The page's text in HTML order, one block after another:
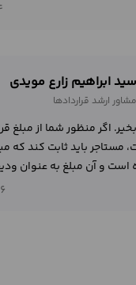
سید ابراهیم زارع مویدی
مشاور ارشد قراردادها
اگر منظور شما از مبلغ
مستاجر باید ثابت کند که
است و آن مبلغ به عنوان